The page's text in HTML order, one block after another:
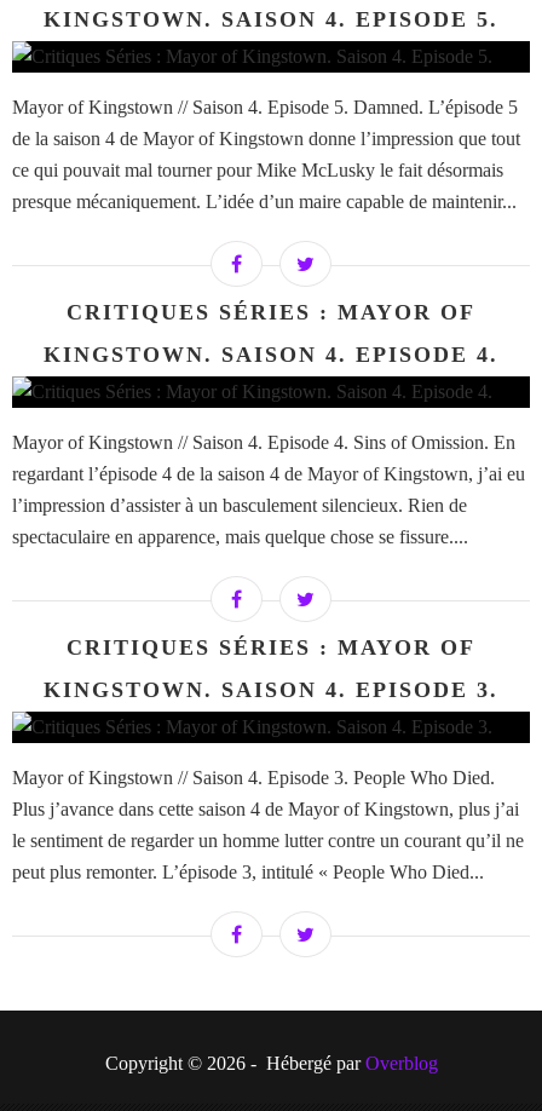
KINGSTOWN. SAISON 4. EPISODE 5.
Mayor of Kingstown // Saison 4. Episode 5. Damned. L’épisode 5
de la saison 4 de Mayor of Kingstown donne l’impression que tout
ce qui pouvait mal tourner pour Mike McLusky le fait désormais
presque mécaniquement. L’idée d’un maire capable de maintenir...
CRITIQUES SÉRIES : MAYOR OF
KINGSTOWN. SAISON 4. EPISODE 4.
Mayor of Kingstown // Saison 4. Episode 4. Sins of Omission. En
regardant l’épisode 4 de la saison 4 de Mayor of Kingstown, j’ai eu
l’impression d’assister à un basculement silencieux. Rien de
spectaculaire en apparence, mais quelque chose se fissure....
CRITIQUES SÉRIES : MAYOR OF
KINGSTOWN. SAISON 4. EPISODE 3.
Mayor of Kingstown // Saison 4. Episode 3. People Who Died.
Plus j’avance dans cette saison 4 de Mayor of Kingstown, plus j’ai
le sentiment de regarder un homme lutter contre un courant qu’il ne
peut plus remonter. L’épisode 3, intitulé « People Who Died...
Copyright © 2026 - Hébergé parOverblog